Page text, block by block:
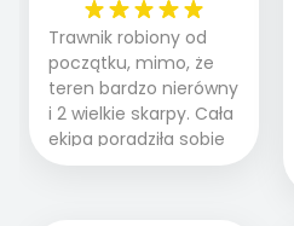
Trawnik robiony od
początku, mimo, że
teren bardzo nierówny
i 2 wielkie skarpy. Cała
ekipa poradziła sobie
WSPANIALE od